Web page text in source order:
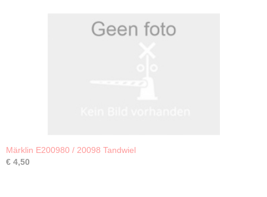
Märklin E200980 / 20098 Tandwiel
€ 4,50